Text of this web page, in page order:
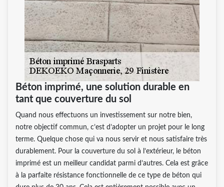
Béton imprimé, une solution durable en
tant que couverture du sol
Quand nous effectuons un investissement sur notre bien,
notre objectif commun, c’est d’adopter un projet pour le long
terme. Quelque chose qui va nous servir et nous satisfaire très
durablement. Pour la couverture du sol à l’extérieur, le béton
imprimé est un meilleur candidat parmi d’autres. Cela est grâce
à la parfaite résistance fonctionnelle de ce type de béton qui